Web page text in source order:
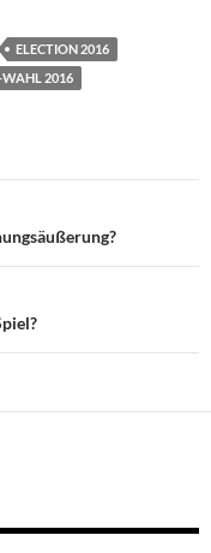
ELECTION 2016
WAHL 2016